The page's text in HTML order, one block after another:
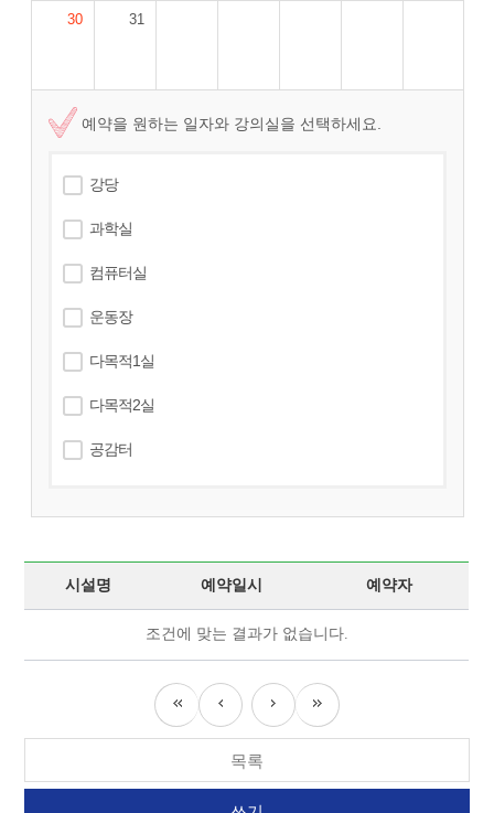
30 31
예약을 원하는 일자와 강의실을 선택하세요.
강당
과학실
컴퓨터실
운동장
다목적1실
다목적2실
공감터
시설명 예약일시 예약자
조건에 맞는 결과가 없습니다.
목록